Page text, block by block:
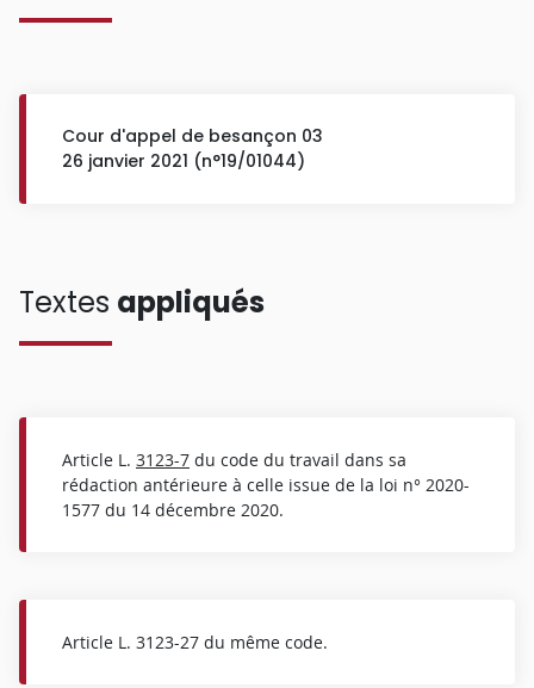
Cour d'appel de besançon 03
26 janvier 2021 (n°19/01044)
Textes appliqués
Article L. 3123-7 du code du travail dans sa
rédaction antérieure à celle issue de la loi n° 2020-
1577 du 14 décembre 2020.
Article L. 3123-27 du même code.